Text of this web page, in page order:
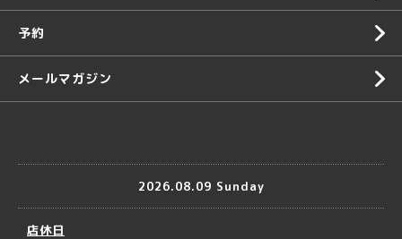
予約
メールマガジン
2026.08.09 Sunday
店休日